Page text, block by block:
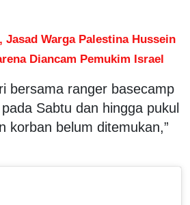
Jasad Warga Palestina Hussein
Diancam Pemukim Israel
bersama ranger basecamp
Sabtu dan hingga pukul
korban belum ditemukan,”